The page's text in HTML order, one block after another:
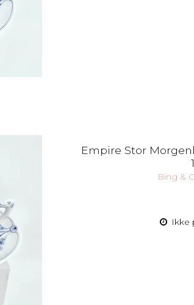
Empire Stor
1
Bing &
Ikke